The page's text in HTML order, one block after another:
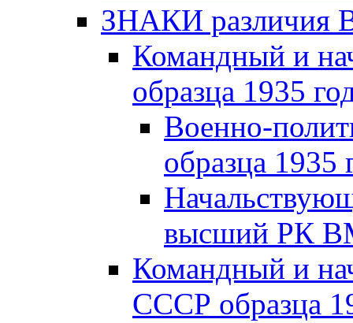
ЗНАКИ различия
Командный и
образца 1935
Военно-
образца 1935
высший РК
Командный и
СССР образца